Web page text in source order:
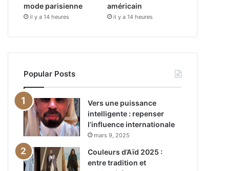
mode parisienne
il y a 14 heures
américain
il y a 14 heures
Popular Posts
Vers une puissance
intelligente : repenser
l’influence internationale
mars 9, 2025
Couleurs d’Aïd 2025 :
entre tradition et